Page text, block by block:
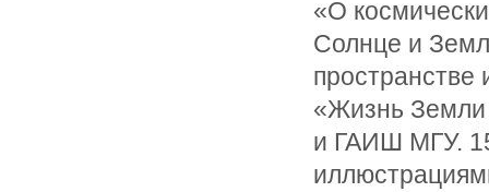
«О
Солнце и
пространстве
«Жизнь
и ГАИШ МГУ.